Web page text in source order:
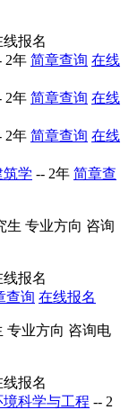
线报名
2年 简章查询 在线
2年 简章查询 在线
2年 简章查询 在线
筑学 -- 2年 简章查
生 专业方向 咨询
线报名
查询 在线报名
专业方向 咨询电
线报名
境科学与工程 -- 2